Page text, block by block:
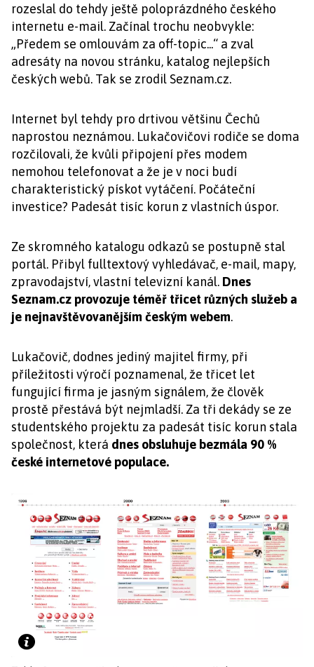
rozeslal do tehdy ještě poloprázdného českého
internetu e-mail. Začínal trochu neobvykle:
„Předem se omlouvám za off-topic...“ a zval
adresáty na novou stránku, katalog nejlepších
českých webů. Tak se zrodil Seznam.cz.
Internet byl tehdy pro drtivou většinu Čechů
naprostou neznámou. Lukačovičovi rodiče se doma
rozčilovali, že kvůli připojení přes modem
nemohou telefonovat a že je v noci budí
charakteristický pískot vytáčení. Počáteční
investice? Padesát tisíc korun z vlastních úspor.
Ze skromného katalogu odkazů se postupně stal
portál. Přibyl fulltextový vyhledávač, e-mail, mapy,
zpravodajství, vlastní televizní kanál. Dnes
Seznam.cz provozuje téměř třicet různých služeb a
je nejnavštěvovanějším českým webem.
Lukačovič, dodnes jediný majitel firmy, při
příležitosti výročí poznamenal, že třicet let
fungující firma je jasným signálem, že člověk
prostě přestává být nejmladší. Za tři dekády se ze
studentského projektu za padesát tisíc korun stala
společnost, která dnes obsluhuje bezmála 90 %
české internetové populace.